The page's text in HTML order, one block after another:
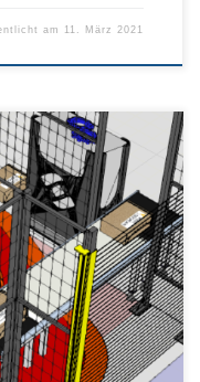
am 11. März 2021
und
Sie es mit